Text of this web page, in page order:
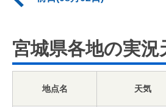
宮城県各地の実況
地点名 天気